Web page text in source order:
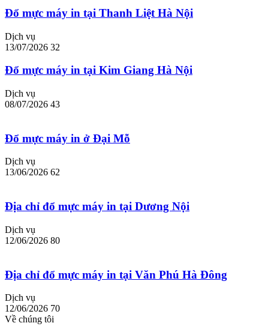
Đổ mực máy in tại Thanh Liệt Hà Nội
Dịch vụ
13/07/2026 32
Đổ mực máy in tại Kim Giang Hà Nội
Dịch vụ
08/07/2026 43
Đổ mực máy in ở Đại Mỗ
Dịch vụ
13/06/2026 62
Địa chỉ đổ mực máy in tại Dương Nội
Dịch vụ
12/06/2026 80
Địa chỉ đổ mực máy in tại Văn Phú Hà Đông
Dịch vụ
12/06/2026 70
Về chúng tôi